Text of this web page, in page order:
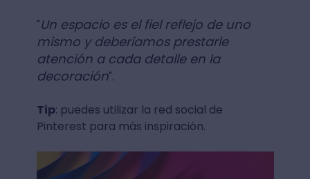
"Un espacio es el fiel reflejo de uno
mismo y deberíamos prestarle
atención a cada detalle en la
decoración".
Tip: puedes utilizar la red social de
Pinterest para más inspiración.